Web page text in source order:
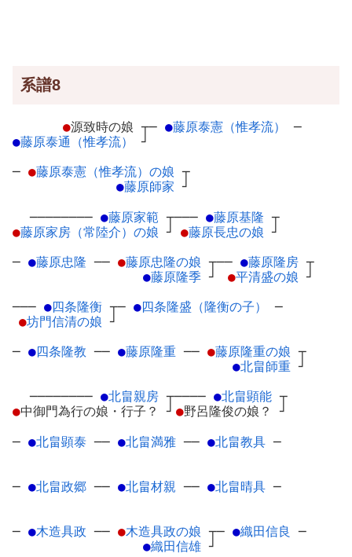
系譜8
●源致時の娘 ┬
●藤原泰通（惟孝流） ┘
─ ●藤原泰憲（惟孝流） ─
─ ●藤原泰憲（惟孝流）の娘 ┬
●藤原師家 ┘
──────── ●藤原家範 ┬
●藤原家房（常陸介）の娘 ┘
─── ●藤原基隆 ┬
●藤原長忠の娘 ┘
─ ●藤原忠隆 ── ●藤原忠隆の娘 ┬
●藤原隆季 ┘
── ●藤原隆房 ┬
●平清盛の娘 ┘
─── ●四条隆衡 ┬
●坊門信清の娘 ┘
─ ●四条隆盛（隆衡の子） ─
─ ●四条隆教 ── ●藤原隆重 ── ●藤原隆重の娘 ┬
●北畠師重 ┘
──────── ●北畠親房 ┬
●中御門為行の娘・行子？ ┘
──── ●北畠顕能 ┬
●野呂隆俊の娘？ ┘
─ ●北畠顕泰 ── ●北畠満雅 ── ●北畠教具 ─
─ ●北畠政郷 ── ●北畠材親 ── ●北畠晴具 ─
─ ●木造具政 ── ●木造具政の娘 ┬
●織田信雄 ┘
─ ●織田信良 ─